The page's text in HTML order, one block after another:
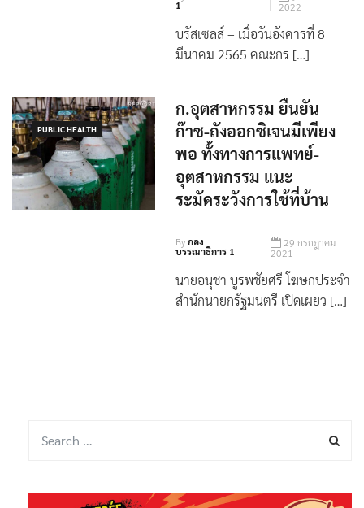
Byกองบรรณาธิการ
1
9 มีนาคม
2022
PUBLIC HEALTH
ก.อุตสาหกรรม ยืนยัน
ก๊าซ-ถังออกซิเจนมีเพียง
พอ ทั้งทางการแพทย์-
อุตสาหกรรม แนะ
ระมัดระวังการใช้ที่บ้าน
Byกอง
บรรณาธิการ 1
29 กรกฎาคม
2021
นายอนุชา บูรพชัยศรี โฆษกประจำ